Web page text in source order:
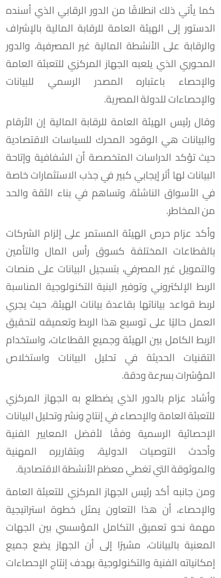
كما يأتي ذلك انطلاقًا من الدور الرقابي الذي أسنده
الدستور إلى الهيئة العامة للرقابة المالية بالإشراف
والرقابة على الأنشطة المالية غير المصرفية، والدور
المحوري الذي يلعبه الجهاز المركزي للتعبئة العامة
والإحصاء باعتباره المصدر الرسمي للبيانات
والإحصاءات للدولة المصرية.
وقال رئيس الهيئة العامة للرقابة المالية إن الأرقام
والبيانات هي الوقود المحرك للسياسات الاقتصادية
حيث تؤكد الدراسات المتخصصة أن الشفافية وإتاحة
البيانات لها أثر إيجابي كبير في جذب الاستثمارات خاصة
في الأسواق الناشئة، وتساهم في بناء الثقة والحد
من المخاطر.
وأكد عزام حرص الهيئة المستمر على إلزام الشركات
بالقطاعات المختلفة كسوق رأس المال والتأمين
والتمويل غير المصرفي، بتسجيل البيانات على منصات
الربط الإلكتروني وتوفير البنية التكنولوجية المناسبة
لربط قواعد بياناتها بقاعدة بيانات الهيئة، حيث يجري
العمل حاليًا على توسيع هذا الربط وتعميقه لتحقيق
الربط الكامل بين الهيئة وجميع القطاعات، واستخدام
التقنيات الحديثة في تحليل البيانات واستخلاص
المؤشرات بسرعة ودقة.
وأشاد عزام بالدور الذي يضطلع به الجهاز المركزي
للتعبئة العامة والإحصاء في إنتاج ونشر وتحليل البيانات
الإحصائية الرسمية وفقًا لأفضل المعايير الفنية
وأحدث التوصيات الدولية، وبتقاريره المهنية
والموثوقة التي تغطي معظم الأنشطة الاقتصادية.
ومن جانبه أكد رئيس الجهاز المركزي للتعبئة العامة
والإحصاء، أن هذا التعاون يمثل خطوة استراتيجية
مهمة نحو تعميق التكامل المؤسسي بين الجهات
المعنية بالبيانات، مشيرًا إلى أن الجهاز يضع جميع
إمكانياته الفنية والتكنولوجية بهدف إنتاج الإحصاءات